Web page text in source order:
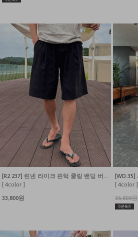
[ 4color ]
33,800원
[ 4color ]
36,800원